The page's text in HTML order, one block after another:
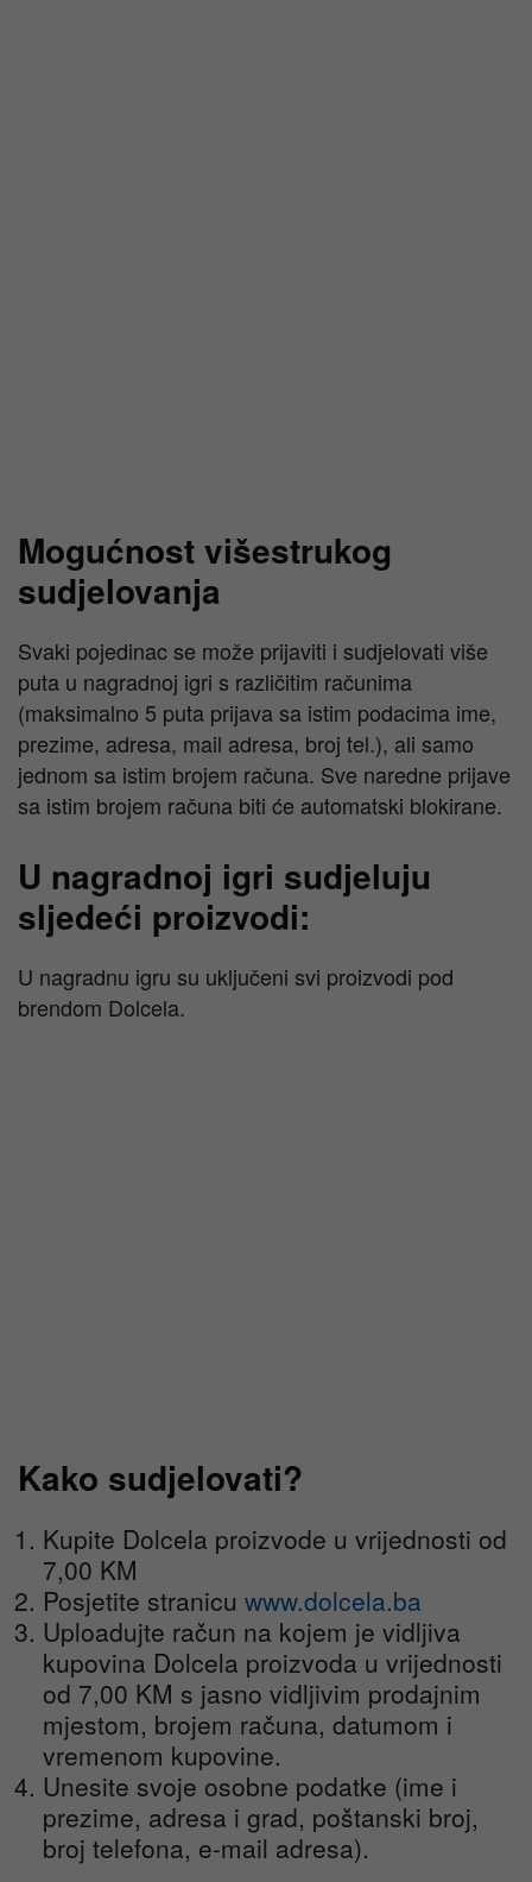
Mogućnost višestrukog
sudjelovanja
Svaki pojedinac se može prijaviti i sudjelovati više
puta u nagradnoj igri s različitim računima
(maksimalno 5 puta prijava sa istim podacima ime,
prezime, adresa, mail adresa, broj tel.), ali samo
jednom sa istim brojem računa. Sve naredne prijave
sa istim brojem računa biti će automatski blokirane.
U nagradnoj igri sudjeluju
sljedeći proizvodi:
U nagradnu igru su uključeni svi proizvodi pod
brendom Dolcela.
Kako sudjelovati?
Kupite Dolcela proizvode u vrijednosti od
7,00 KM
Posjetite stranicu www.dolcela.ba
Uploadujte račun na kojem je vidljiva
kupovina Dolcela proizvoda u vrijednosti
od 7,00 KM s jasno vidljivim prodajnim
mjestom, brojem računa, datumom i
vremenom kupovine.
Unesite svoje osobne podatke (ime i
prezime, adresa i grad, poštanski broj,
broj telefona, e-mail adresa).